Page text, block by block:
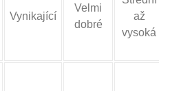
Vynikající
Velmi
dobré
až
vysoká